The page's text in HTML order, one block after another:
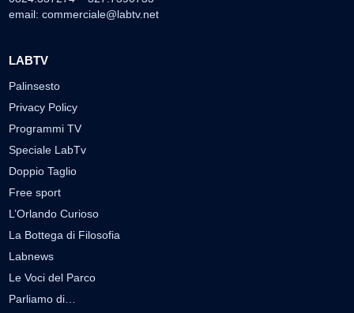
email: commerciale@labtv.net
LABTV
Palinsesto
Privacy Policy
Programmi TV
Speciale LabTv
Doppio Taglio
Free sport
L’Orlando Curioso
La Bottega di Filosofia
Labnews
Le Voci del Parco
Parliamo di…